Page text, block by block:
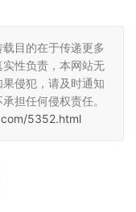
目的在于传递更多
性负责，本网站无
侵犯，请及时通知
担任何侵权责任。
5352.html